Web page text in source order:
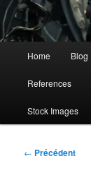
principal
Home Blog
References
Stock Images
Navigation
← Précédent